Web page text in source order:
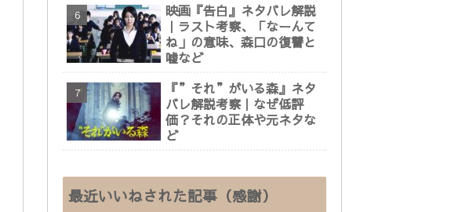
映画『告白』ネタバレ解説
｜ラスト考察、「なーんて
ね」の意味、森口の復讐と
嘘など
『”それ”がいる森』ネタ
バレ解説考察｜なぜ低評
価？それの正体や元ネタな
ど
最近いいねされた記事（感謝）